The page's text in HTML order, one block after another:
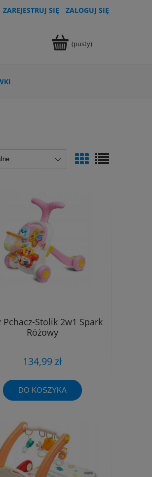
ZAREJESTRUJ SIĘ ZALOGUJ SIĘ
(pusty)
Pchacz-Stolik 2w1 Spark
Różowy
134,99 zł
DO KOSZYKA